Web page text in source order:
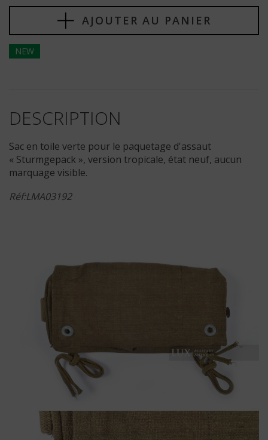
AJOUTER AU PANIER
NEW
DESCRIPTION
Sac en toile verte pour le paquetage d'assaut
« Sturmgepack », version tropicale, état neuf, aucun
marquage visible.
Réf:LMA03192